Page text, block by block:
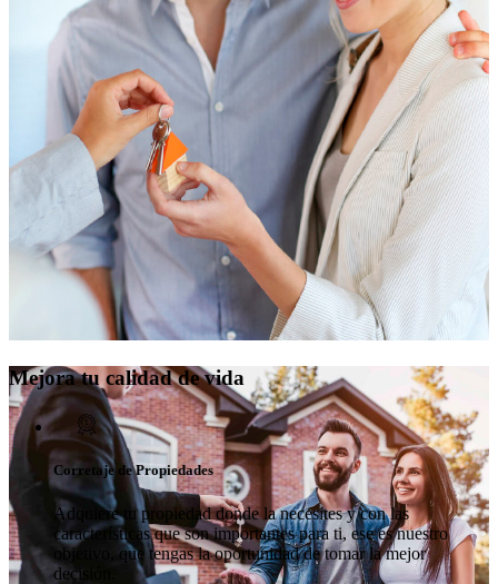
Mejora tu calidad de vida
Corretaje de Propiedades
Adquiere tu propiedad donde la necesites y con las
características que son importantes para ti, ese es nuestro
objetivo, que tengas la oportunidad de tomar la mejor
decisión.